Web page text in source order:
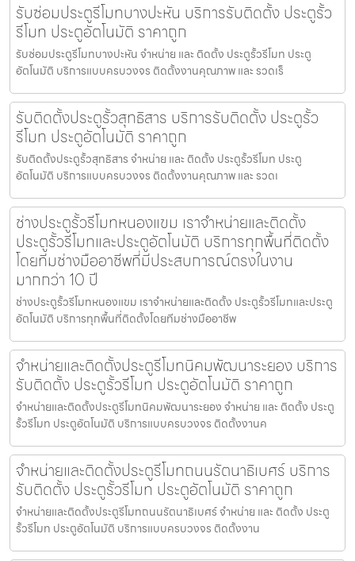
รับซ่อมประตูรีโมทบางปะหัน บริการรับติดตั้ง ประตูรั้ว
รีโมท ประตูอัตโนมัติ ราคาถูก
รับซ่อมประตูรีโมทบางปะหัน จำหน่าย และ ติดตั้ง ประตูรั้วรีโมท ประตู
อัตโนมัติ บริการแบบครบวงจร ติดตั้งงานคุณภาพ และ รวดเร็
รับติดตั้งประตูรั้วสุทธิสาร บริการรับติดตั้ง ประตูรั้ว
รีโมท ประตูอัตโนมัติ ราคาถูก
รับติดตั้งประตูรั้วสุทธิสาร จำหน่าย และ ติดตั้ง ประตูรั้วรีโมท ประตู
อัตโนมัติ บริการแบบครบวงจร ติดตั้งงานคุณภาพ และ รวดเ
ช่างประตูรั้วรีโมทหนองแขม เราจำหน่ายและติดตั้ง
ประตูรั้วรีโมทและประตูอัตโนมัติ บริการทุกพื้นที่ติดตั้ง
โดยทีมช่างมืออาชีพที่มีประสบการณ์ตรงในงาน
มากกว่า 10 ปี
ช่างประตูรั้วรีโมทหนองแขม เราจำหน่ายและติดตั้ง ประตูรั้วรีโมทและประตู
อัตโนมัติ บริการทุกพื้นที่ติดตั้งโดยทีมช่างมืออาชีพ
จำหน่ายและติดตั้งประตูรีโมทนิคมพัฒนาระยอง บริการ
รับติดตั้ง ประตูรั้วรีโมท ประตูอัตโนมัติ ราคาถูก
จำหน่ายและติดตั้งประตูรีโมทนิคมพัฒนาระยอง จำหน่าย และ ติดตั้ง ประตู
รั้วรีโมท ประตูอัตโนมัติ บริการแบบครบวงจร ติดตั้งงานค
จำหน่ายและติดตั้งประตูรีโมทถนนรัตนาธิเบศร์ บริการ
รับติดตั้ง ประตูรั้วรีโมท ประตูอัตโนมัติ ราคาถูก
จำหน่ายและติดตั้งประตูรีโมทถนนรัตนาธิเบศร์ จำหน่าย และ ติดตั้ง ประตู
รั้วรีโมท ประตูอัตโนมัติ บริการแบบครบวงจร ติดตั้งงาน